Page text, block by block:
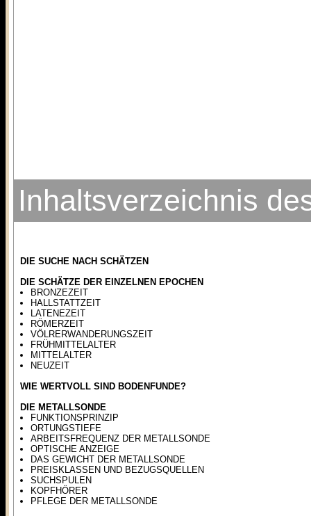
Inhaltsverzeichnis
DIE SUCHE NACH SCHÄTZEN
DIE SCHÄTZE DER EINZELNEN EPOCHEN
BRONZEZEIT
HALLSTATTZEIT
LATENEZEIT
RÖMERZEIT
VÖLRERWANDERUNGSZEIT
FRÜHMITTELALTER
MITTELALTER
NEUZEIT
WIE WERTVOLL SIND BODENFUNDE?
DIE METALLSONDE
FUNKTIONSPRINZIP
ORTUNGSTIEFE
ARBEITSFREQUENZ DER METALLSONDE
OPTISCHE ANZEIGE
DAS GEWICHT DER METALLSONDE
PREISKLASSEN UND BEZUGSQUELLEN
SUCHSPULEN
KOPFHÖRER
PFLEGE DER METALLSONDE